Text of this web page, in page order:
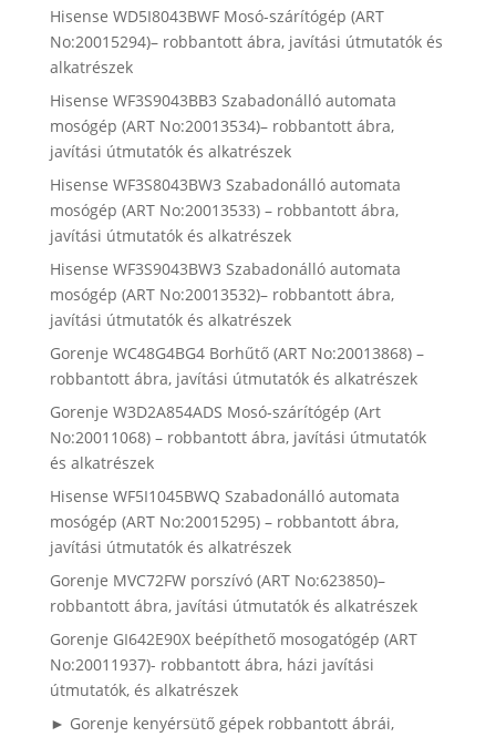
Hisense WD5I8043BWF Mosó-szárítógép (ART
No:20015294)– robbantott ábra, javítási útmutatók és
alkatrészek
Hisense WF3S9043BB3 Szabadonálló automata
mosógép (ART No:20013534)– robbantott ábra,
javítási útmutatók és alkatrészek
Hisense WF3S8043BW3 Szabadonálló automata
mosógép (ART No:20013533) – robbantott ábra,
javítási útmutatók és alkatrészek
Hisense WF3S9043BW3 Szabadonálló automata
mosógép (ART No:20013532)– robbantott ábra,
javítási útmutatók és alkatrészek
Gorenje WC48G4BG4 Borhűtő (ART No:20013868) –
robbantott ábra, javítási útmutatók és alkatrészek
Gorenje W3D2A854ADS Mosó-szárítógép (Art
No:20011068) – robbantott ábra, javítási útmutatók
és alkatrészek
Hisense WF5I1045BWQ Szabadonálló automata
mosógép (ART No:20015295) – robbantott ábra,
javítási útmutatók és alkatrészek
Gorenje MVC72FW porszívó (ART No:623850)–
robbantott ábra, javítási útmutatók és alkatrészek
Gorenje GI642E90X beépíthető mosogatógép (ART
No:20011937)- robbantott ábra, házi javítási
útmutatók, és alkatrészek
► Gorenje kenyérsütő gépek robbantott ábrái,